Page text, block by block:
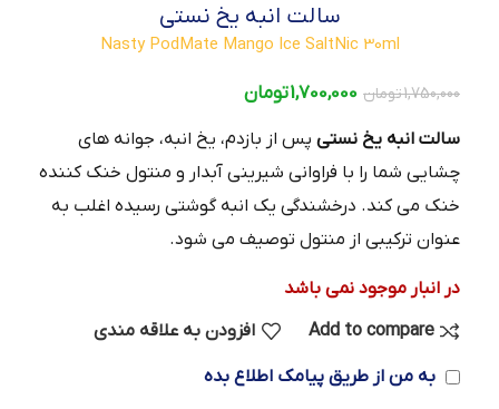
سالت انبه یخ نستی
Nasty PodMate Mango Ice SaltNic 30ml
1,750,000تومان 1,700,000تومان
سالت انبه یخ نستی پس از بازدم، یخ انبه، جوانه های
چشایی شما را با فراوانی شیرینی آبدار و منتول خنک کننده
خنک می کند. درخشندگی یک انبه گوشتی رسیده اغلب به
عنوان ترکیبی از منتول توصیف می شود.
در انبار موجود نمی باشد
Add to compare
افزودن به علاقه مندی
به من از طریق پیامک اطلاع بده